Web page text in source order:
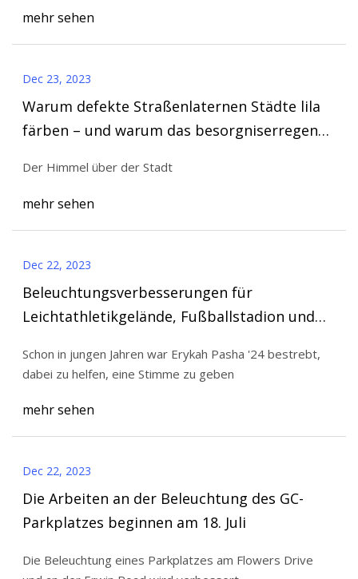
mehr sehen
Dec 23, 2023
Warum defekte Straßenlaternen Städte lila
färben – und warum das besorgniserregend
Der Himmel über der Stadt
mehr sehen
Dec 22, 2023
Beleuchtungsverbesserungen für
Leichtathletikgelände, Fußballstadion und
eine nachhaltigere Zukunft dar
Schon in jungen Jahren war Erykah Pasha '24 bestrebt,
dabei zu helfen, eine Stimme zu geben
mehr sehen
Dec 22, 2023
Die Arbeiten an der Beleuchtung des GC-
Parkplatzes beginnen am 18. Juli
Die Beleuchtung eines Parkplatzes am Flowers Drive